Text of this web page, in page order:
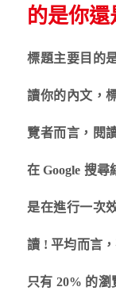
的是你
標題主要目的
讀你的內文，
覽者而言，閱
在 Google 搜
是在進行一次
讀 ! 平均而言
只有 20% 的